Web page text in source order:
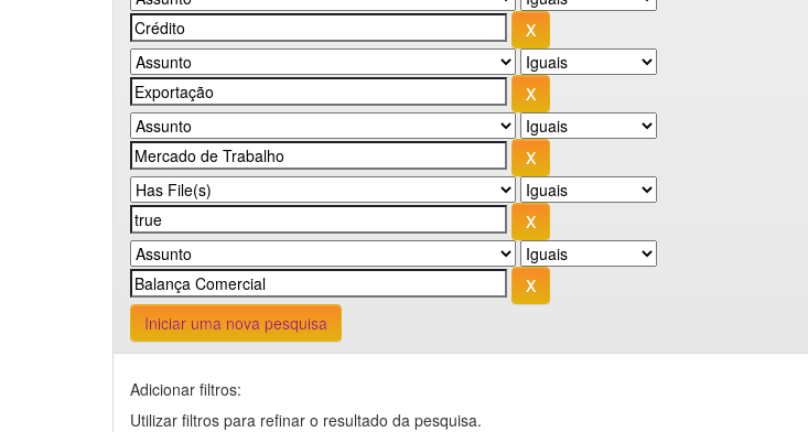
Iniciar uma nova pesquisa
Adicionar filtros:
Utilizar filtros para refinar o resultado da pesquisa.